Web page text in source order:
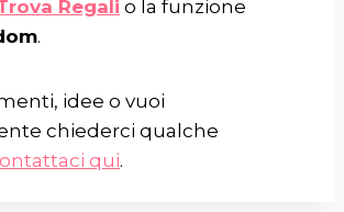
Regali o la funzione
.
idee o vuoi
chiederci qualche
qui.